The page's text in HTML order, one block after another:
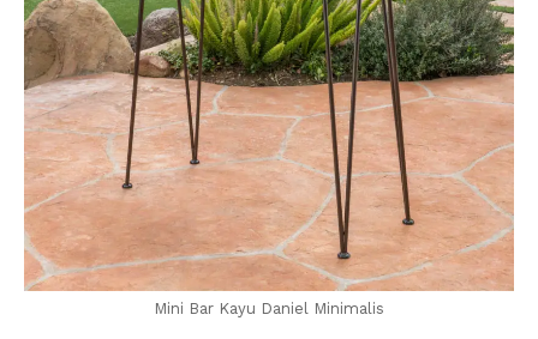
Mini Bar Kayu Daniel Minimalis